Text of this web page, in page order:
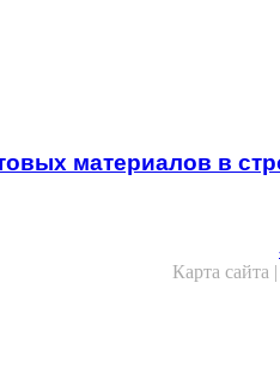
материалов в
Карта сайта |